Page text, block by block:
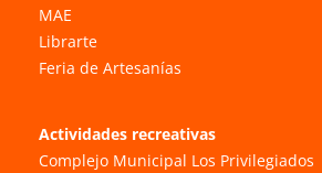
MAE
Librarte
Feria de Artesanías
Actividades recreativas
Complejo Municipal Los Privilegiados